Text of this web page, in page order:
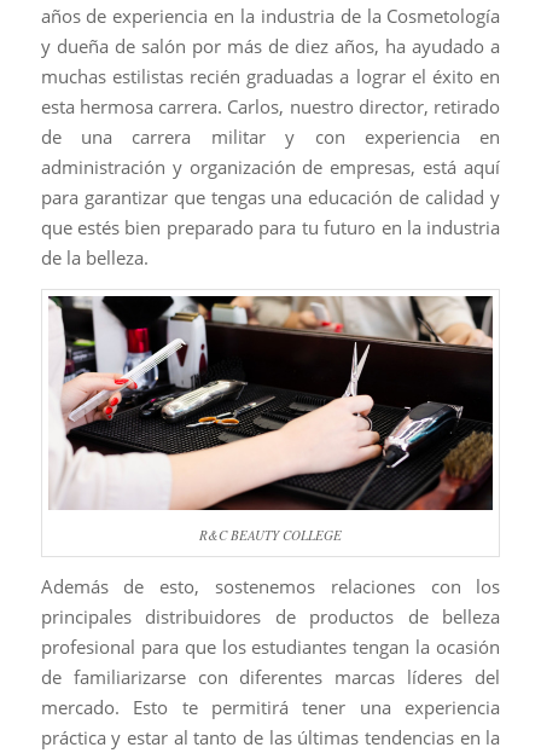
años de experiencia en la industria de la Cosmetología
y dueña de salón por más de diez años, ha ayudado a
muchas estilistas recién graduadas a lograr el éxito en
esta hermosa carrera. Carlos, nuestro director, retirado
de una carrera militar y con experiencia en
administración y organización de empresas, está aquí
para garantizar que tengas una educación de calidad y
que estés bien preparado para tu futuro en la industria
de la belleza.
R&C BEAUTY COLLEGE
Además de esto, sostenemos relaciones con los
principales distribuidores de productos de belleza
profesional para que los estudiantes tengan la ocasión
de familiarizarse con diferentes marcas líderes del
mercado. Esto te permitirá tener una experiencia
práctica y estar al tanto de las últimas tendencias en la